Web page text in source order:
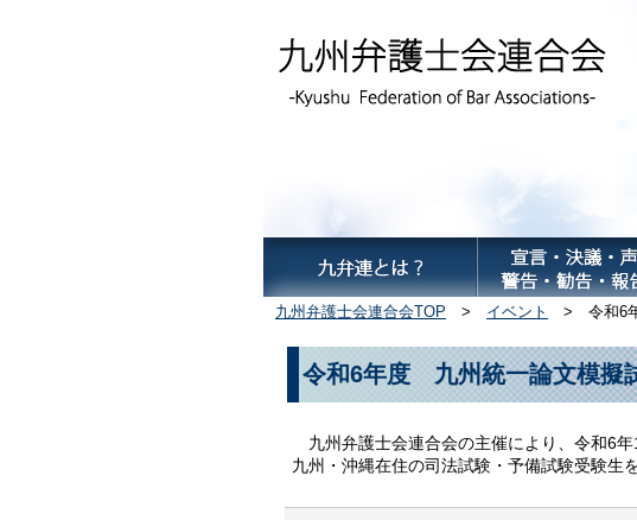
九州弁護士会連合会TOP > イベント > 令和6年
令和6年度 九州統一論文模擬
九州弁護士会連合会の主催により、令和6
九州・沖縄在住の司法試験・予備試験受験生